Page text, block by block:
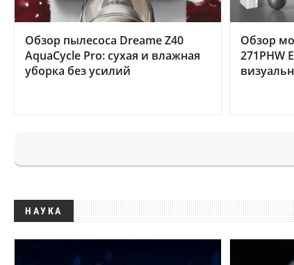
Обзор пылесоса Dreame Z40
AquaCycle Pro: сухая и влажная
уборка без усилий
Обзор
271PHW
НАУКА